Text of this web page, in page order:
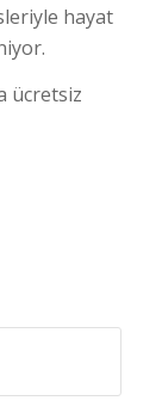
hayat
ücretsiz